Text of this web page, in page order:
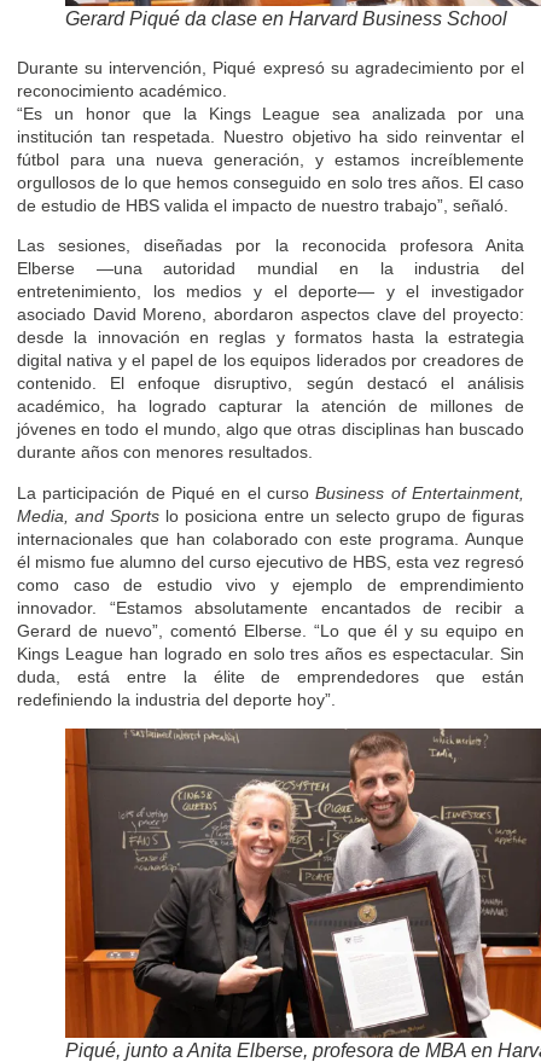
Gerard Piqué da clase en Harvard Business School
Durante su intervención, Piqué expresó su agradecimiento por el
reconocimiento académico.
“Es un honor que la Kings League sea analizada por una
institución tan respetada. Nuestro objetivo ha sido reinventar el
fútbol para una nueva generación, y estamos increíblemente
orgullosos de lo que hemos conseguido en solo tres años. El caso
de estudio de HBS valida el impacto de nuestro trabajo”, señaló.
Las sesiones, diseñadas por la reconocida profesora Anita
Elberse —una autoridad mundial en la industria del
entretenimiento, los medios y el deporte— y el investigador
asociado David Moreno, abordaron aspectos clave del proyecto:
desde la innovación en reglas y formatos hasta la estrategia
digital nativa y el papel de los equipos liderados por creadores de
contenido. El enfoque disruptivo, según destacó el análisis
académico, ha logrado capturar la atención de millones de
jóvenes en todo el mundo, algo que otras disciplinas han buscado
durante años con menores resultados.
La participación de Piqué en el cursoBusiness of Entertainment,
Media, and Sports lo posiciona entre un selecto grupo de figuras
internacionales que han colaborado con este programa. Aunque
él mismo fue alumno del curso ejecutivo de HBS, esta vez regresó
como caso de estudio vivo y ejemplo de emprendimiento
innovador. “Estamos absolutamente encantados de recibir a
Gerard de nuevo”, comentó Elberse. “Lo que él y su equipo en
Kings League han logrado en solo tres años es espectacular. Sin
duda, está entre la élite de emprendedores que están
redefiniendo la industria del deporte hoy”.
Piqué, junto a Anita Elberse, profesora de MBA en